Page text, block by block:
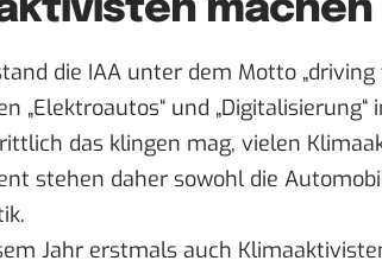
machen
die IAA unter dem Motto
„Elektroautos“ und
das klingen mag, vielen
stehen daher sowohl die
Jahr erstmals auch